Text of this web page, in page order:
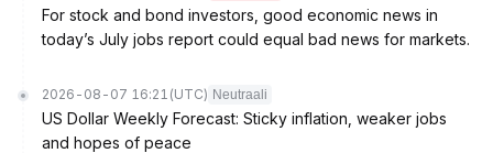
For stock and bond investors, good economic news in
today’s July jobs report could equal bad news for markets.
2026-08-07 16:21 (UTC) Neutraali
US Dollar Weekly Forecast: Sticky inflation, weaker jobs
and hopes of peace